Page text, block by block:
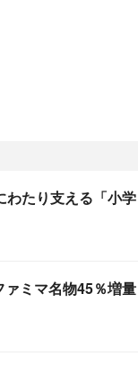
わたり支える「小学
ミマ名物45％増量